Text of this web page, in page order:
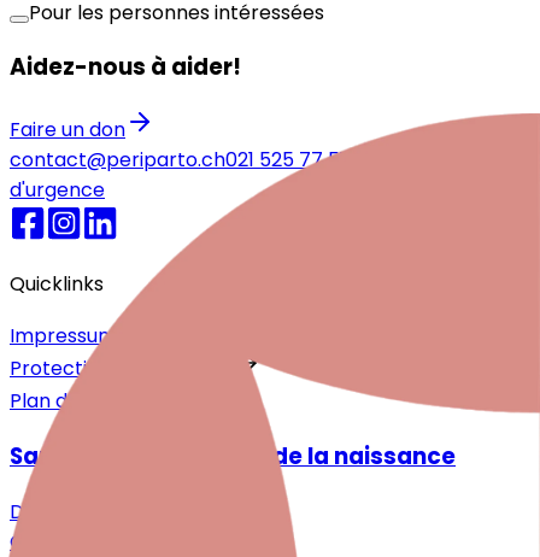
Pour les personnes intéressées
Aidez-nous à aider!
Faire un don
contact@periparto.ch021 525 77 51
d'urgence
Quicklinks
Impressum
Protection des données
Plan du site
Santé mentale autour de la naissance
Désir d'enfant
Grossesse